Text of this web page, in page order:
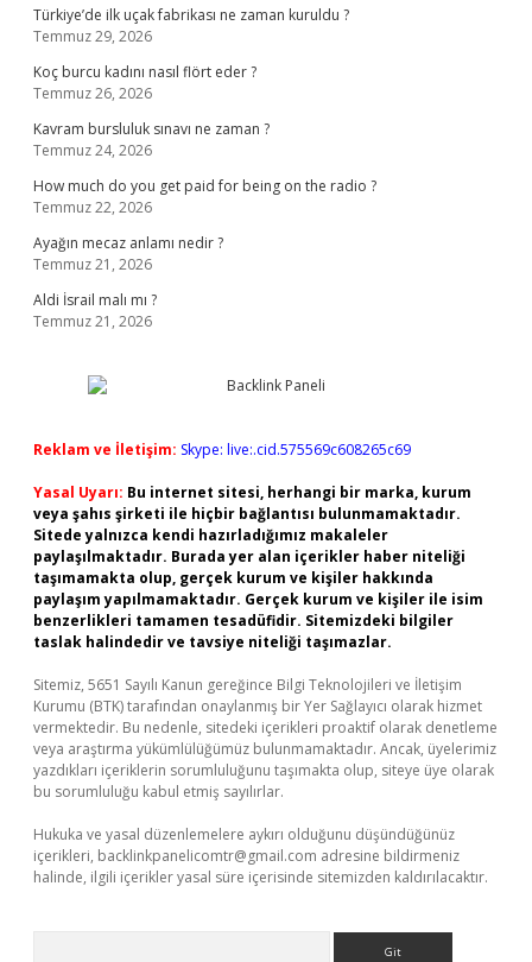
Türkiye’de ilk uçak fabrikası ne zaman kuruldu ?
Temmuz 29, 2026
Koç burcu kadını nasıl flört eder ?
Temmuz 26, 2026
Kavram bursluluk sınavı ne zaman ?
Temmuz 24, 2026
How much do you get paid for being on the radio ?
Temmuz 22, 2026
Ayağın mecaz anlamı nedir ?
Temmuz 21, 2026
Aldi İsrail malı mı ?
Temmuz 21, 2026
Reklam ve İletişim: Skype: live:.cid.575569c608265c69
Yasal Uyarı: Bu internet sitesi, herhangi bir marka, kurum
veya şahıs şirketi ile hiçbir bağlantısı bulunmamaktadır.
Sitede yalnızca kendi hazırladığımız makaleler
paylaşılmaktadır. Burada yer alan içerikler haber niteliği
taşımamakta olup, gerçek kurum ve kişiler hakkında
paylaşım yapılmamaktadır. Gerçek kurum ve kişiler ile isim
benzerlikleri tamamen tesadüfidir. Sitemizdeki bilgiler
taslak halindedir ve tavsiye niteliği taşımazlar.
Sitemiz, 5651 Sayılı Kanun gereğince Bilgi Teknolojileri ve İletişim
Kurumu (BTK) tarafından onaylanmış bir Yer Sağlayıcı olarak hizmet
vermektedir. Bu nedenle, sitedeki içerikleri proaktif olarak denetleme
veya araştırma yükümlülüğümüz bulunmamaktadır. Ancak, üyelerimiz
yazdıkları içeriklerin sorumluluğunu taşımakta olup, siteye üye olarak
bu sorumluluğu kabul etmiş sayılırlar.
Hukuka ve yasal düzenlemelere aykırı olduğunu düşündüğünüz
içerikleri, backlinkpanelicomtr@gmail.com adresine bildirmeniz
halinde, ilgili içerikler yasal süre içerisinde sitemizden kaldırılacaktır.